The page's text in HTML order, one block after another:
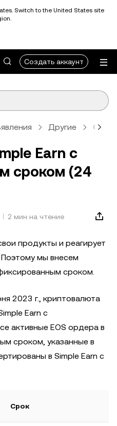
Switch to the United States site
Создать аккаунт
Другие
Earn с
сроком (24
2 мин на чтение
продукты и реагирует
мы внесем
сроком.
2023 г., криптовалюта
Earn с
активные EOS ордера в
сроком, указанные в
в Simple Earn с
Срок